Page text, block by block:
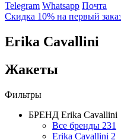
Telegram Whatsapp Почта
Скидка 10% на первый
Erika Cavallini
Жакеты
Фильтры
БРЕНД Erika Cavallini
Все бренды 231
Erika Cavallini 2